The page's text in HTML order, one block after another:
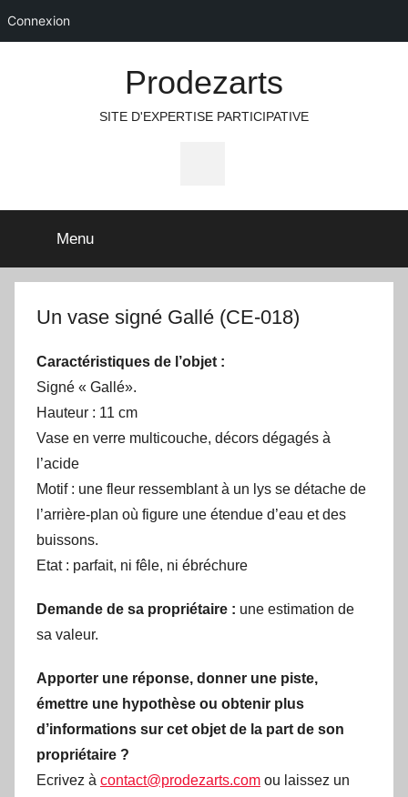
Connexion
Prodezarts
SITE D'EXPERTISE PARTICIPATIVE
Menu
Un vase signé Gallé (CE-018)
Caractéristiques de l’objet :
Signé « Gallé».
Hauteur : 11 cm
Vase en verre multicouche, décors dégagés à
l’acide
Motif : une fleur ressemblant à un lys se détache de
l’arrière-plan où figure une étendue d’eau et des
buissons.
Etat : parfait, ni fêle, ni ébréchure
Demande de sa propriétaire : une estimation de
sa valeur.
Apporter une réponse, donner une piste,
émettre une hypothèse ou obtenir plus
d’informations sur cet objet de la part de son
propriétaire ?
Ecrivez à contact@prodezarts.com ou laissez un